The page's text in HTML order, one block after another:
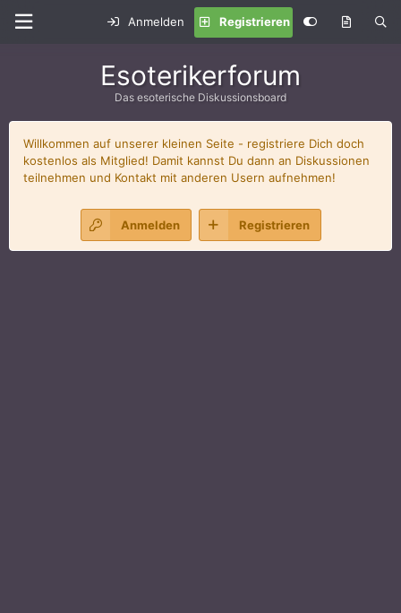
Anmelden Registrieren
Esoterikerforum
Das esoterische Diskussionsboard
Willkommen auf unserer kleinen Seite - registriere Dich doch
kostenlos als Mitglied! Damit kannst Du dann an Diskussionen
teilnehmen und Kontakt mit anderen Usern aufnehmen!
Anmelden Registrieren